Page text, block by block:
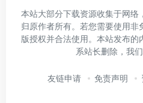
本站大部分下载资源收集于网络
归原作者所有。若您需要使用非
版授权并合法使用。本站发布的
系站长删除，我们
友链申请 免责声明